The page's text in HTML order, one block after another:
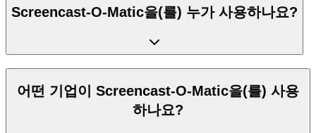
Screencast-O-Matic을(를) 누가 사용하나요?
어떤 기업이 Screencast-O-Matic을(를) 사용
하나요?